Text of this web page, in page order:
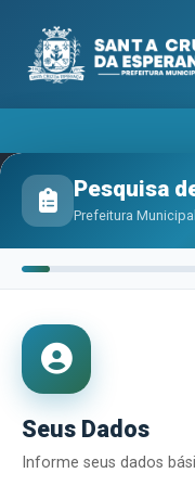
Pesquisa
Prefeitura
Seus Dados
Informe seus dados
Nossa
Santa Cruz da
Metropolitana de Ribeirão
Inicio Nossa Cidade